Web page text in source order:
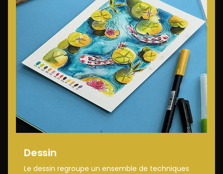
Dessin
Le dessin regroupe un ensemble de techniques